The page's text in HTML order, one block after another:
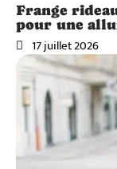
Frange
pour une
17 juillet 2026